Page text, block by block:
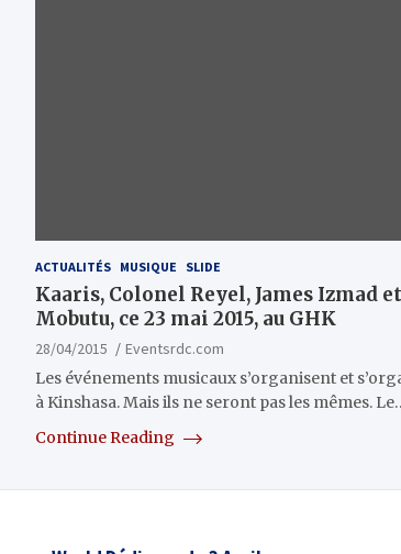
ACTUALITÉS MUSIQUE SLIDE
Kaaris, Colonel Reyel, James Izmad
Mobutu, ce 23 mai 2015, au GHK
28/04/2015
Eventsrdc.com
Les événements musicaux s’organisent et
à Kinshasa. Mais ils ne seront pas les mêmes.
Continue Reading